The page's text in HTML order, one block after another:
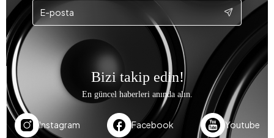
Bizi takip edin!
En güncel haberleri anında alın.
Instagram Facebook Youtube